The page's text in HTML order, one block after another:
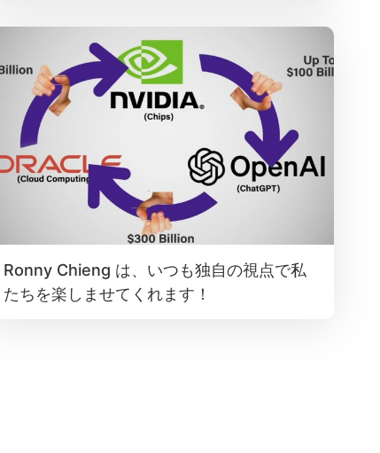
Ronny Chieng は、いつも独自の視点で私
たちを楽しませてくれます！